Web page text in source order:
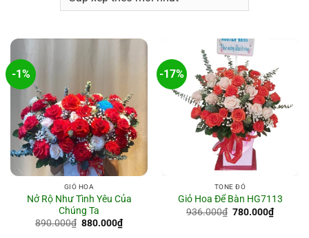
-1%
GIỎ HOA
Nở Rộ Như Tình Yêu Của
Chúng Ta
890.000₫ Giá
880.000₫Giá
hiện
-17%
TONE ĐỎ
Giỏ Hoa Để Bàn HG7113
936.000₫ Giá
780.000₫Giá
hiện